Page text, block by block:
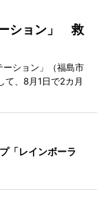
ション」 救
ーション」（福島市
、8月1日で2カ月
「レインボーラ